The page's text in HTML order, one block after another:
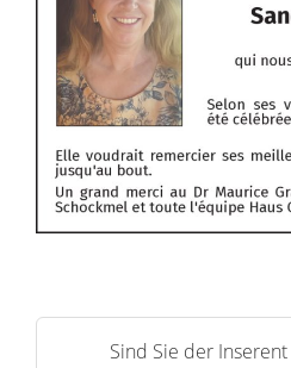
Sind Sie der